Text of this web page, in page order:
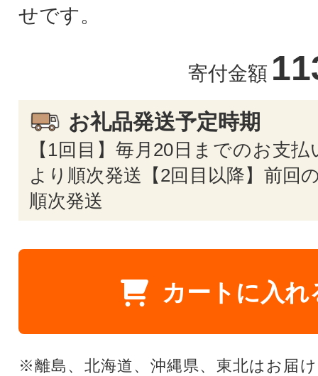
せです。
寄付金額
お礼品発送予定時期
【1回目】毎月20日までのお支
より順次発送【2回目以降】前回
順次発送
カートに入れ
※離島、北海道、沖縄県、東北はお届